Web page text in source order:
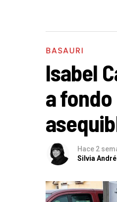
BASAURI
Isabel
a
Hace 2
Silvia